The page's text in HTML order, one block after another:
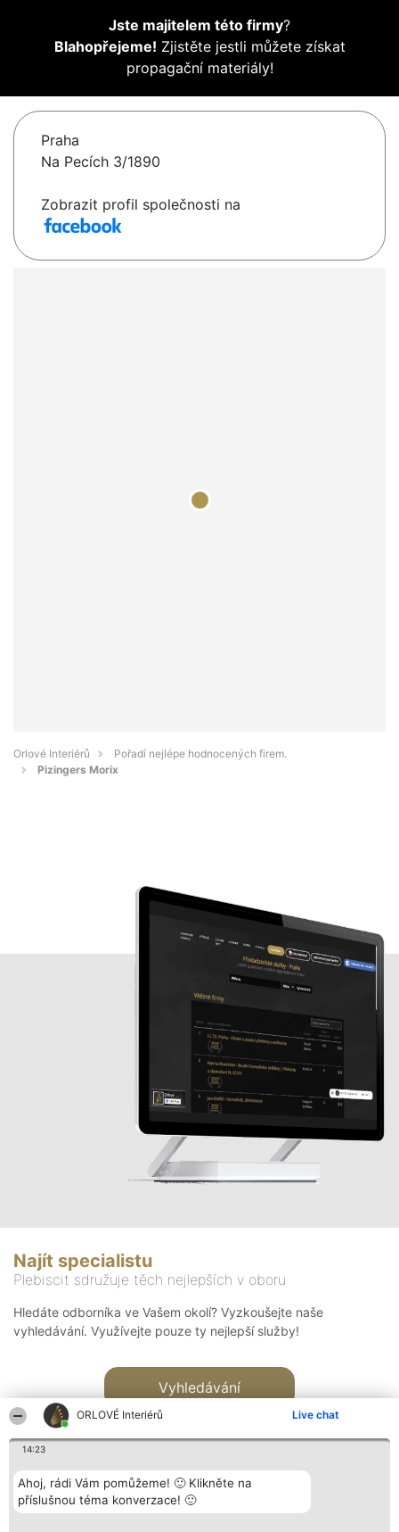
ORLOVÉ Interiérů Live chat
14:23
Ahoj, rádi Vám pomůžeme! 🙂 Klikněte na
příslušnou téma konverzace! 🙂
Jste majitelem této firmy?
Blahopřejeme! Zjistěte jestli můžete získat
propagační materiály!
Praha
Na Pecích 3/1890
Zobrazit profil společnosti na
Orlové Interiérů
Pořadí nejlépe hodnocených firem.
Pizingers Morix
Najít specialistu
Plebiscit sdružuje těch nejlepších v oboru
Hledáte odborníka ve Vašem okolí? Vyzkoušejte naše
vyhledávání. Využívejte pouze ty nejlepší služby!
Vyhledávání